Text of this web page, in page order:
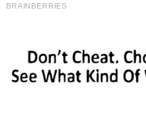
BRAINBERRIES